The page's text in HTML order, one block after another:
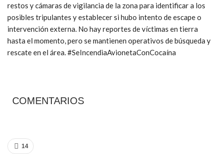
restos y cámaras de vigilancia de la zona para identificar a los
posibles tripulantes y establecer si hubo intento de escape o
intervención externa. No hay reportes de víctimas en tierra
hasta el momento, pero se mantienen operativos de búsqueda y
rescate en el área. #SeIncendiaAvionetaConCocaína
COMENTARIOS
14